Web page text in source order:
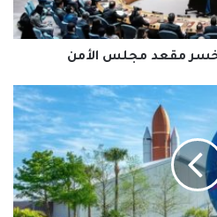
تخسر مقعد مجلس الأمن